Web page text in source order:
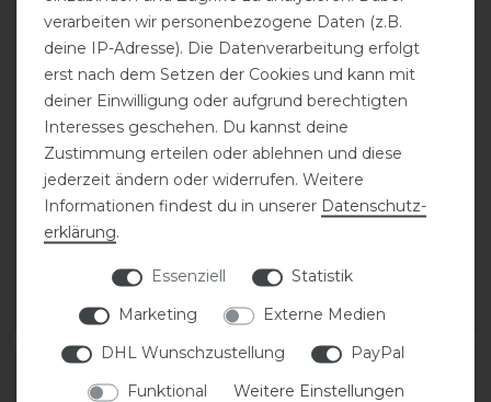
Eskadron Basics
Pikosoft-Boots
Gamaschen vorne
69,95 € *
ARTIKEL MERKEN
Eskadron Basics
Pikosoft-Boots
Gamaschen vorne
1 Paar
ARTIKEL MERKEN
verarbeiten wir personenbezogene Daten (z.B.
deine IP-Adresse). Die Datenverarbeitung erfolgt
erst nach dem Setzen der Cookies und kann mit
deiner Einwilligung oder aufgrund berechtigten
Interesses geschehen. Du kannst deine
Zustimmung erteilen oder ablehnen und diese
jederzeit ändern oder widerrufen. Weitere
Informationen findest du in unserer Daten­schutz­
erklärung.
Essenziell
Statistik
Marketing
Externe Medien
DHL Wunschzustellung
PayPal
Funktional
Weitere Einstellungen